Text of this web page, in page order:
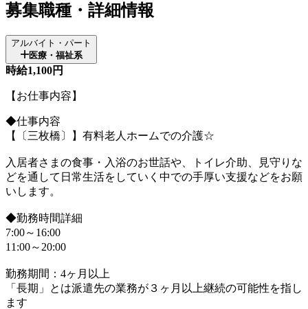
募集職種・詳細情報
アルバイト・パート
医療・福祉系
時給1,100円
【お仕事内容】
◆仕事内容
【〔三枚橋〕】有料老人ホームでの介護☆
入居者さまの食事・入浴のお世話や、トイレ介助、見守りな
どを通して日常生活をしていく中での手厚い支援などをお願
いします。
◆勤務時間詳細
7:00～16:00
11:00～20:00
勤務期間：4ヶ月以上
「長期」とは派遣先の業務が３ヶ月以上継続の可能性を指し
ます